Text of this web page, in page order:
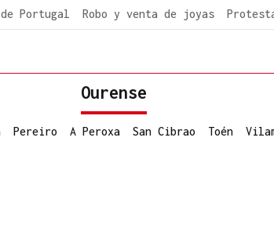
Portugal Robo y venta de joyas
Ourense
Pereiro A Peroxa San Cibrao Toén